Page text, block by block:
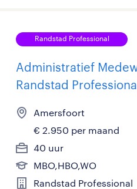
Randstad Professional
Administratief
Randstad
Amersfoort
€ 2.950 per maand
40 uur
MBO,HBO,WO
Randstad Professional